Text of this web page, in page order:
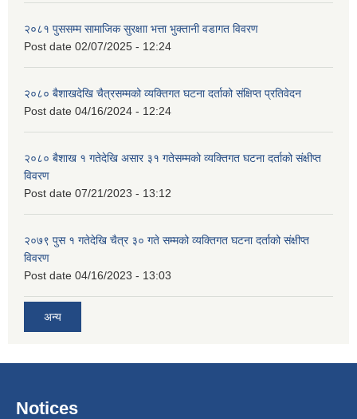
२०८१ पुससम्म सामाजिक सुरक्षाा भत्ता भुक्तानी वडागत विवरण
Post date 02/07/2025 - 12:24
२०८० बैशाखदेखि चैत्रसम्मको व्यक्तिगत घटना दर्ताको संक्षिप्त प्रतिवेदन
Post date 04/16/2024 - 12:24
२०८० बैशाख १ गतेदेखि असार ३१ गतेसम्मको व्यक्तिगत घटना दर्ताको संक्षीप्त
विवरण
Post date 07/21/2023 - 13:12
२०७९ पुस १ गतेदेखि चैत्र ३० गते सम्मको व्यक्तिगत घटना दर्ताको संक्षीप्त
विवरण
Post date 04/16/2023 - 13:03
अन्य
Notices